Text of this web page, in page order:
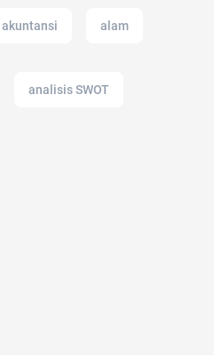
akuntansi alam
analisis SWOT